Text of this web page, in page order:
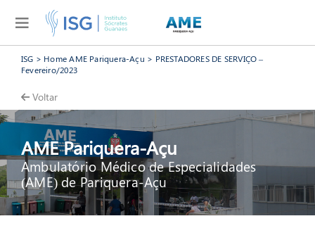
ISG > Home AME Pariquera-Açu > PRESTADORES DE SERVIÇO –
Fevereiro/2023
Voltar
AME Pariquera-Açu
Ambulatório Médico de Especialidades
(AME) de Pariquera-Açu